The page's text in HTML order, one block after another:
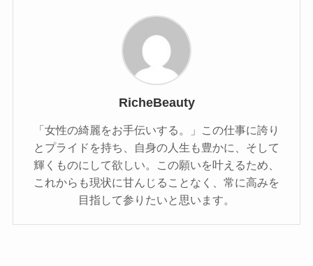
RicheBeauty
「女性の綺麗をお手伝いする。」この仕事に誇り
とプライドを持ち、自身の人生も豊かに、そして
輝くものにして欲しい。この願いを叶えるため、
これからも現状に甘んじることなく、常に高みを
目指して参りたいと思います。